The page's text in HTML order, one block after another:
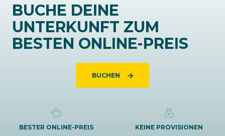
BUCHE DEINE
UNTERKUNFT ZUM
BESTEN ONLINE-PREIS
BUCHEN
BESTER ONLINE-PREIS KEINE PROVISIONEN